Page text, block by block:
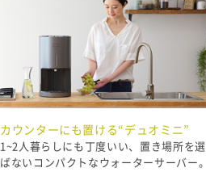
カウンターにも置ける“デュオミニ”
1~2人暮らしにも丁度いい、置き場所を選
ばないコンパクトなウォーターサーバー。